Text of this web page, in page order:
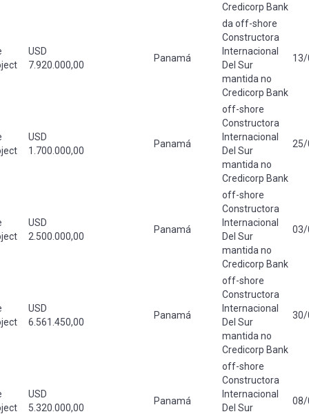
Credicorp Bank
USD
7.920.000,00
Panamá
da off-shore
Constructora
Internacional
Del Sur
mantida no
Credicorp Bank
USD
1.700.000,00
Panamá
off-shore
Constructora
Internacional
Del Sur
mantida no
Credicorp Bank
USD
2.500.000,00
Panamá
off-shore
Constructora
Internacional
Del Sur
mantida no
Credicorp Bank
03/
USD
6.561.450,00
Panamá
off-shore
Constructora
Internacional
Del Sur
mantida no
Credicorp Bank
30/
USD
5.320.000,00
Panamá
off-shore
Constructora
Internacional
Del Sur
08/